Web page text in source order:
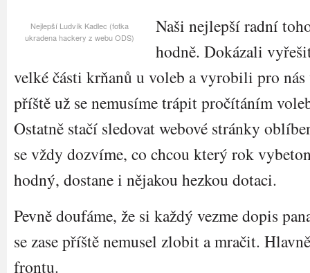
Nejlepší Ludvík Kadlec (fotka
ukradena hackery z webu ODS)
Naši nejlepší radní
hodně. Dokázali
velké části krňanů u voleb a vyrobili pro
příště už se nemusíme trápit pročítáním
Ostatně stačí sledovat webové stránky
se vždy dozvíme, co chcou který rok
hodný, dostane i nějakou hezkou dotaci.
Pevně doufáme, že si každý vezme dopis
se zase příště nemusel zlobit a mračit.
frontu.